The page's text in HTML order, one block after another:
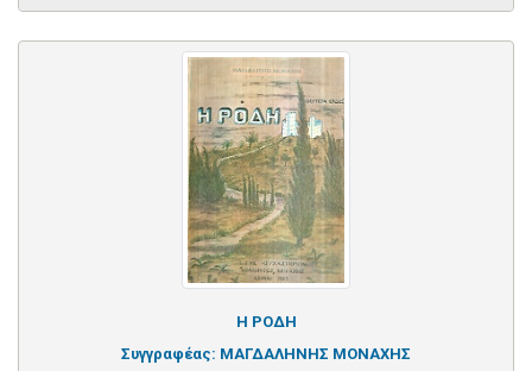
Η ΡΟΔΗ
Συγγραφέας: ΜΑΓΔΑΛΗΝΗΣ ΜΟΝΑΧΗΣ